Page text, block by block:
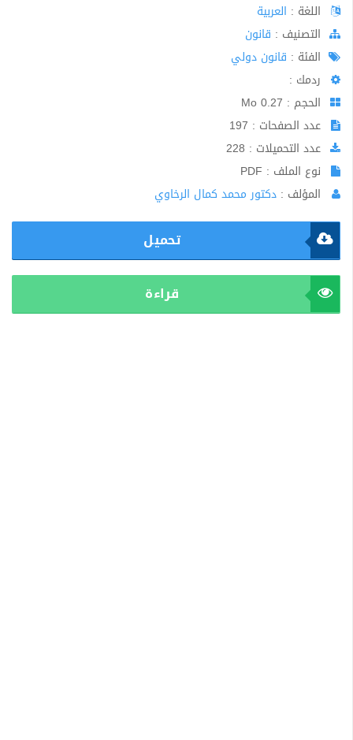
اللغة : العربية
اﻟﺘﺼﻨﻴﻒ : قانون
الفئة : قانون دولي
ردمك :
الحجم : 0.27 Mo
عدد الصفحات : 197
عدد التحميلات : 228
نوع الملف : PDF
المؤلف : دكتور محمد كمال الرخاوي
تحميل
قراءة